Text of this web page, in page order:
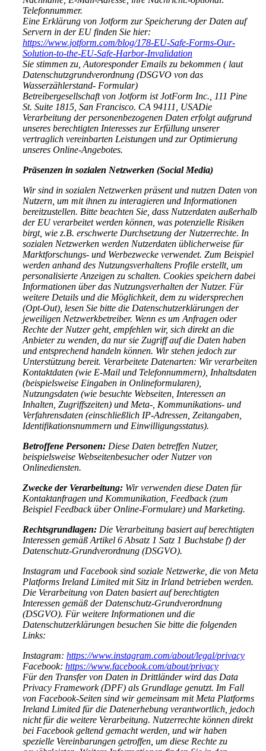
Telefonnummer.
Eine Erklärung von Jotform zur Speicherung der Daten auf
Servern in der EU finden Sie hier:
https://www.jotform.com/blog/178-EU-Safe-Forms-Our-
Solution-to-the-EU-Safe-Harbor-Invalidation
Sie stimmen zu, Autoresponder Emails zu bekommen ( laut
Datenschutzgrundverordnung (DSGVO von das
Wasserzählerstand- Formular)
Betreibergesellschaft von Jotform ist JotForm Inc., 111 Pine
St. Suite 1815, San Francisco. CA 94111, USADie
Verarbeitung der personenbezogenen Daten erfolgt aufgrund
unseres berechtigten Interesses zur Erfüllung unserer
vertraglich vereinbarten Leistungen und zur Optimierung
unseres Online-Angebotes.
Präsenzen in sozialen Netzwerken (Social Media)
Wir sind in sozialen Netzwerken präsent und nutzen Daten von
Nutzern, um mit ihnen zu interagieren und Informationen
bereitzustellen. Bitte beachten Sie, dass Nutzerdaten außerhalb
der EU verarbeitet werden können, was potenzielle Risiken
birgt, wie z.B. erschwerte Durchsetzung der Nutzerrechte. In
sozialen Netzwerken werden Nutzerdaten üblicherweise für
Marktforschungs- und Werbezwecke verwendet. Zum Beispiel
werden anhand des Nutzungsverhaltens Profile erstellt, um
personalisierte Anzeigen zu schalten. Cookies speichern dabei
Informationen über das Nutzungsverhalten der Nutzer. Für
weitere Details und die Möglichkeit, dem zu widersprechen
(Opt-Out), lesen Sie bitte die Datenschutzerklärungen der
jeweiligen Netzwerkbetreiber. Wenn es um Anfragen oder
Rechte der Nutzer geht, empfehlen wir, sich direkt an die
Anbieter zu wenden, da nur sie Zugriff auf die Daten haben
und entsprechend handeln können. Wir stehen jedoch zur
Unterstützung bereit. Verarbeitete Datenarten: Wir verarbeiten
Kontaktdaten (wie E-Mail und Telefonnummern), Inhaltsdaten
(beispielsweise Eingaben in Onlineformularen),
Nutzungsdaten (wie besuchte Webseiten, Interessen an
Inhalten, Zugriffszeiten) und Meta-, Kommunikations- und
Verfahrensdaten (einschließlich IP-Adressen, Zeitangaben,
Identifikationsnummern und Einwilligungsstatus).
Betroffene Personen: Diese Daten betreffen Nutzer,
beispielsweise Webseitenbesucher oder Nutzer von
Onlinediensten.
Zwecke der Verarbeitung: Wir verwenden diese Daten für
Kontaktanfragen und Kommunikation, Feedback (zum
Beispiel Feedback über Online-Formulare) und Marketing.
Rechtsgrundlagen: Die Verarbeitung basiert auf berechtigten
Interessen gemäß Artikel 6 Absatz 1 Satz 1 Buchstabe f) der
Datenschutz-Grundverordnung (DSGVO).
Instagram und Facebook sind soziale Netzwerke, die von Meta
Platforms Ireland Limited mit Sitz in Irland betrieben werden.
Die Verarbeitung von Daten basiert auf berechtigten
Interessen gemäß der Datenschutz-Grundverordnung
(DSGVO). Für weitere Informationen und die
Datenschutzerklärungen besuchen Sie bitte die folgenden
Links:
Instagram: https://www.instagram.com/about/legal/privacy
Facebook: https://www.facebook.com/about/privacy
Für den Transfer von Daten in Drittländer wird das Data
Privacy Framework (DPF) als Grundlage genutzt. Im Fall
von Facebook-Seiten sind wir gemeinsam mit Meta Platforms
Ireland Limited für die Datenerhebung verantwortlich, jedoch
nicht für die weitere Verarbeitung. Nutzerrechte können direkt
bei Facebook geltend gemacht werden, und wir haben
spezielle Vereinbarungen getroffen, um diese Rechte zu